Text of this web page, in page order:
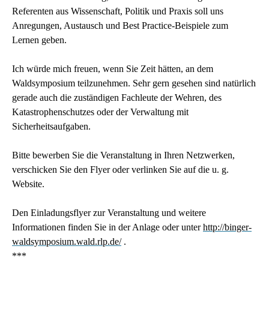
Referenten aus Wissenschaft, Politik und Praxis soll uns
Anregungen, Austausch und Best Practice-Beispiele zum
Lernen geben.
Ich würde mich freuen, wenn Sie Zeit hätten, an dem
Waldsymposium teilzunehmen. Sehr gern gesehen sind natürlich
gerade auch die zuständigen Fachleute der Wehren, des
Katastrophenschutzes oder der Verwaltung mit
Sicherheitsaufgaben.
Bitte bewerben Sie die Veranstaltung in Ihren Netzwerken,
verschicken Sie den Flyer oder verlinken Sie auf die u. g.
Website.
Den Einladungsflyer zur Veranstaltung und weitere
Informationen finden Sie in der Anlage oder unterhttp://binger-
waldsymposium.wald.rlp.de/.
***